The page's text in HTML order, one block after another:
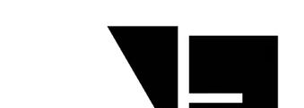
АЛЮМИНИЕВЫЙ
КІРІҢІЗ